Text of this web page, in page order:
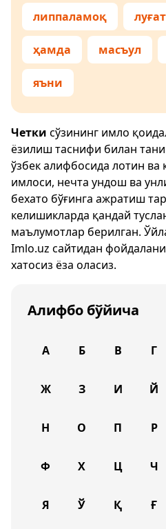
липпаламоқ луғат
ҳамда масъул
яъни
Четки сўзининг имло
ёзилиш таснифи билан
ўзбек алифбосида лотин ва
имлоси, нечта ундош ва
бехато бўғинга ажратиш
келишикларда қандай
маълумотлар берилган.
Imlo.uz сайтидан
хатосиз ёза оласиз.
Алифбо бўйича
А Б В Г
Ж З И Й
Н О П Р
Ф Х Ц Ч
Я Ў Қ Ғ